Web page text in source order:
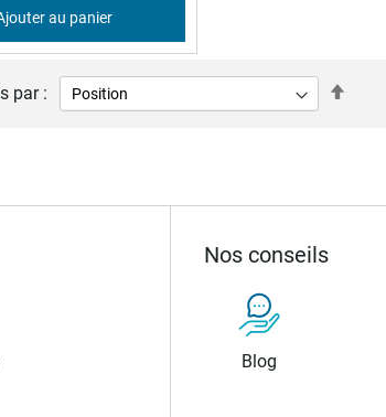
au panier
par :
Nos conseils
Blog